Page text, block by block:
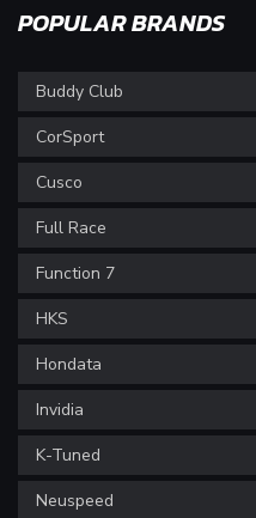
POPULAR BRANDS
Buddy Club
CorSport
Cusco
Full Race
Function 7
HKS
Hondata
Invidia
K-Tuned
Neuspeed